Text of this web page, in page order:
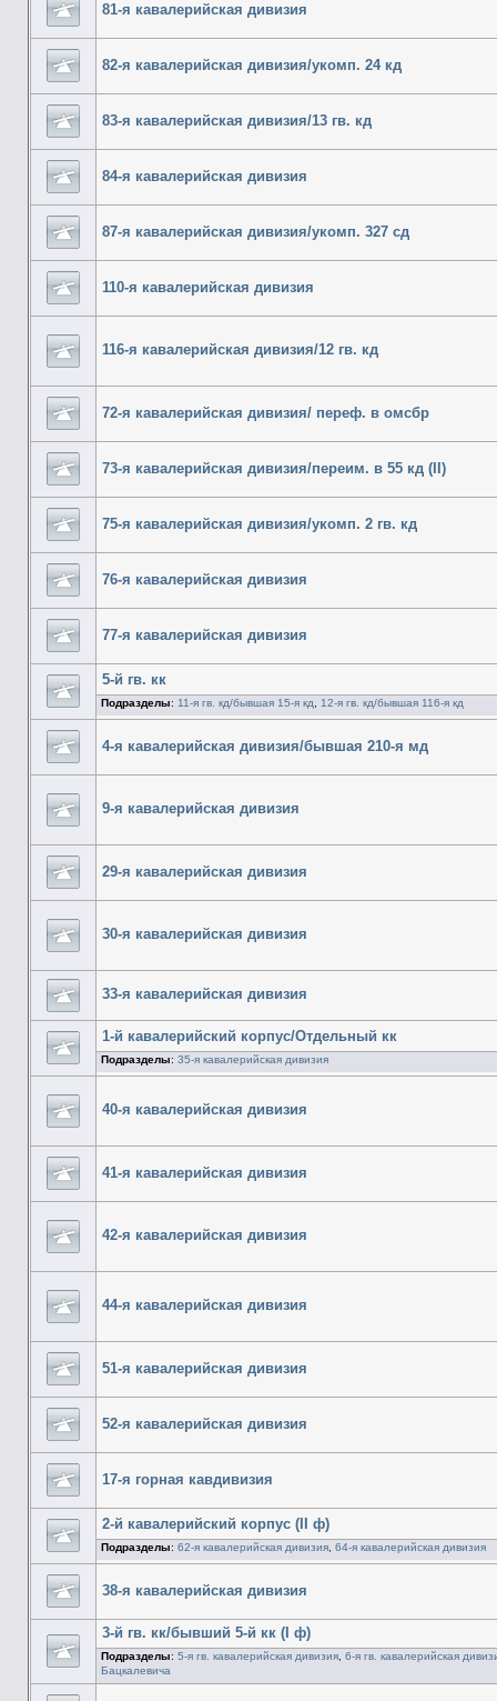
81-я кавалерийская дивизия
82-я кавалерийская дивизия/укомп. 24 кд
83-я кавалерийская дивизия/13 гв. кд
84-я кавалерийская дивизия
87-я кавалерийская дивизия/укомп. 327 сд
110-я кавалерийская дивизия
116-я кавалерийская дивизия/12 гв. кд
72-я кавалерийская дивизия/ переф. в омсбр
73-я кавалерийская дивизия/переим. в 55 кд (II)
75-я кавалерийская дивизия/укомп. 2 гв. кд
76-я кавалерийская дивизия
77-я кавалерийская дивизия
5-й гв. кк
Подразделы: 11-я гв. кд/бывшая 15-я кд 12-я гв. кд/бывшая 116-я кд
4-я кавалерийская дивизия/бывшая 210-я мд
9-я кавалерийская дивизия
29-я кавалерийская дивизия
30-я кавалерийская дивизия
33-я кавалерийская дивизия
1-й кавалерийский корпус/Отдельный кк
Подразделы: 35-я кавалерийская дивизия
40-я кавалерийская дивизия
41-я кавалерийская дивизия
42-я кавалерийская дивизия
44-я кавалерийская дивизия
51-я кавалерийская дивизия
52-я кавалерийская дивизия
17-я горная кавдивизия
2-й кавалерийский корпус (II ф)
Подразделы: 62-я кавалерийская дивизия, 64-я кавалерийская дивизия
38-я кавалерийская дивизия
3-й гв. кк/бывший 5-й кк (I ф)
Подразделы: 5-я гв. кавалерийская дивизия, 6-я гв. кавалерийская
Бацкалевича